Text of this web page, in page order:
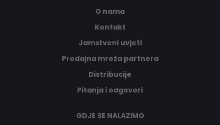
O nama
Kontakt
Jamstveni uvjeti
Prodajna mreža partnera
Distribucije
Pitanja i odgovori
GDJE SE NALAZIMO